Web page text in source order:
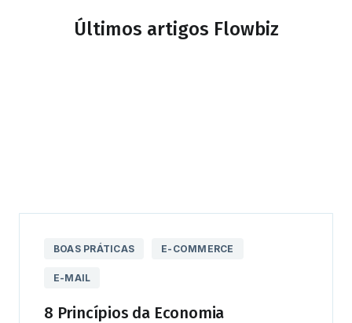
Últimos artigos Flowbiz
BOAS PRÁTICAS E-COMMERCE
E-MAIL
8 Princípios da Economia